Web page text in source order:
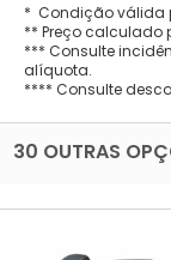
* Condição válida
** Preço calculado
*** Consulte
alíquota.
**** Consulte
30 OUTRAS